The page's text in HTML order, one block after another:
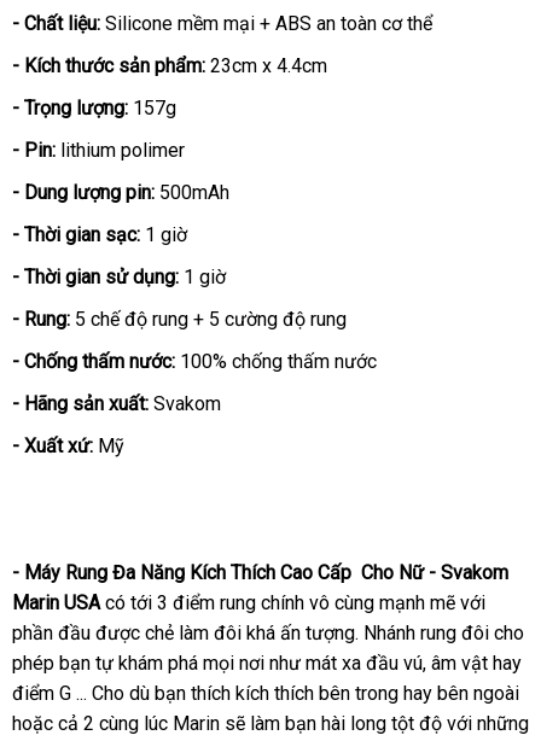
- Chất liệu: Silicone mềm mại + ABS an toàn cơ thể
- Kích thước sản phẩm: 23cm x 4.4cm
- Trọng lượng: 157g
- Pin: lithium polimer
- Dung lượng pin: 500mAh
- Thời gian sạc: 1 giờ
- Thời gian sử dụng: 1 giờ
- Rung: 5 chế độ rung + 5 cường độ rung
- Chống thấm nước: 100% chống thấm nước
- Hãng sản xuất: Svakom
- Xuất xứ: Mỹ
- Máy Rung Đa Năng Kích Thích Cao Cấp Cho Nữ - Svakom
Marin USAcó tới 3 điểm rung chính vô cùng mạnh mẽ voucher
với
phần đầu khuyến
mãi
được chẻ làm đôi đổi
trả
khá ấn tượngrẻ
nhất
. Nhánh rung đôi cho
phép bạn tự khám phá sản
xuất
mọi nơi như mát xa đầu vúđại
lý
, âm vật hay
điểm G ..vệ
sinh
. Cho đắt
nhất
dù bạn thích kích thích bên trong hay bên ngoài
hoặc cả 2 cùng lúc Marin lấy
sẽ làm bạn hài long tột độ hướng
với giao
những